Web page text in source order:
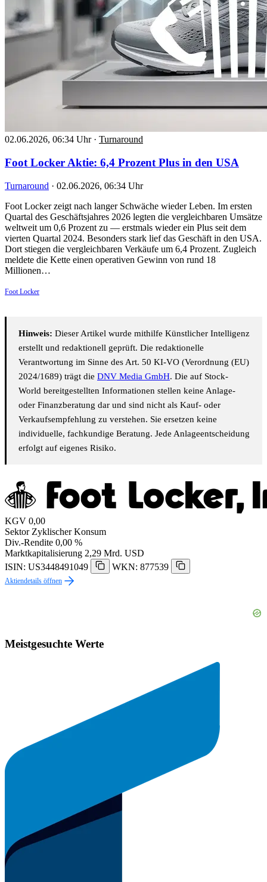
02.06.2026, 06:34 Uhr · Turnaround
Foot Locker Aktie: 6,4 Prozent Plus in den USA
Turnaround · 02.06.2026, 06:34 Uhr
Foot Locker zeigt nach langer Schwäche wieder Leben. Im ersten
Quartal des Geschäftsjahres 2026 legten die vergleichbaren Umsätze
weltweit um 0,6 Prozent zu — erstmals wieder ein Plus seit dem
vierten Quartal 2024. Besonders stark lief das Geschäft in den USA.
Dort stiegen die vergleichbaren Verkäufe um 6,4 Prozent. Zugleich
meldete die Kette einen operativen Gewinn von rund 18
Millionen…
Foot Locker
Hinweis: Dieser Artikel wurde mithilfe Künstlicher Intelligenz
erstellt und redaktionell geprüft. Die redaktionelle
Verantwortung im Sinne des Art. 50 KI-VO (Verordnung (EU)
2024/1689) trägt die DNV Media GmbH. Die auf Stock-
World bereitgestellten Informationen stellen keine Anlage-
oder Finanzberatung dar und sind nicht als Kauf- oder
Verkaufsempfehlung zu verstehen. Sie ersetzen keine
individuelle, fachkundige Beratung. Jede Anlageentscheidung
erfolgt auf eigenes Risiko.
KGV 0,00
Sektor Zyklischer Konsum
Div.-Rendite 0,00 %
Marktkapitalisierung 2,29 Mrd. USD
ISIN: US3448491049
WKN: 877539
Aktiendetails öffnen
Meistgesuchte Werte